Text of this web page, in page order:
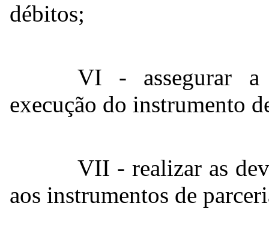
débitos;
VI - assegurar a
execução do instrumento
VII - realizar as
aos instrumentos de